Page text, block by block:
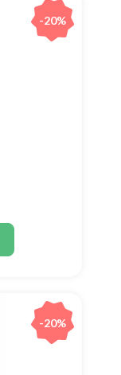
-20%
-20%